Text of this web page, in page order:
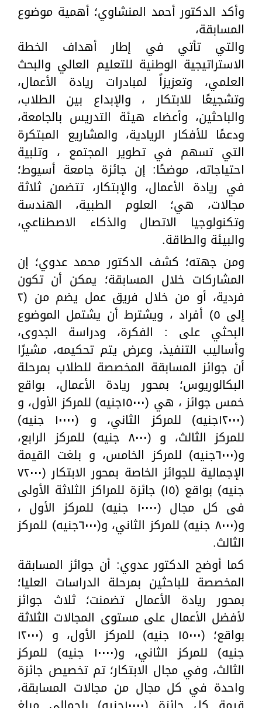
وأكد الدكتور أحمد المنشاوي؛ أهمية موضوع
المسابقة،
والتي تأتي في إطار أهداف الخطة
الاستراتيجية الوطنية للتعليم العالي والبحث
العلمي، وتعزيزاً لمبادرات ريادة الأعمال،
وتشجيعًا للابتكار ، والإبداع بين الطلاب،
والباحثين، وأعضاء هيئة التدريس بالجامعة،
ودعمًا للأفكار الريادية، والمشاريع المبتكرة
التي تسهم في تطوير المجتمع ، وتلبية
احتياجاته، موضحًا: إن جائزة جامعة أسيوط؛
في ريادة الأعمال، والإبتكار، تتضمن ثلاثة
مجالات، هي؛ العلوم الطبية، الهندسة
وتكنولوجيا الاتصال والذكاء الاصطناعي،
والبيئة والطاقة.
ومن جهته؛ كشف الدكتور محمد عدوي؛ إن
المشاركات خلال المسابقة؛ يمكن أن تكون
فردية، أو من خلال فريق عمل يضم من (٢
إلى ٥) أفراد ، ويشترط أن يشتمل الموضوع
البحثي على : الفكرة، ودراسة الجدوى،
وأساليب التنفيذ، وعرض يتم تحكيمه، مشيرًا
أن جوائز المسابقة المخصصة للطلاب بمرحلة
البكالوريوس؛ بمحور ريادة الأعمال، بواقع
خمس جوائز ، هي (١٥٠٠٠جنيه) للمركز الأول، و
(١٢٠٠٠جنيه) للمركز الثاني، و (١٠٠٠٠ جنيه)
للمركز الثالث، و (٨٠٠٠ جنيه) للمركز الرابع،
و(٦٠٠٠جنيه) للمركز الخامس، و بلغت القيمة
الإجمالية للجوائز الخاصة بمحور الابتكار (٧٢٠٠٠
جنيه) بواقع (١٥) جائزة للمراكز الثلاثة الأولى
فى كل مجال (١٠٠٠٠ جنيه) للمركز الأول ،
و(٨٠٠٠ جنيه) للمركز الثاني، و(٦٠٠٠جنيه) للمركز
الثالث.
كما أوضح الدكتور عدوي: أن جوائز المسابقة
المخصصة للباحثين بمرحلة الدراسات العليا؛
بمحور ريادة الأعمال تضمنت؛ ثلاث جوائز
لأفضل الأعمال على مستوى المجالات الثلاثة
بواقع؛ (١٥٠٠٠ جنيه) للمركز الأول، و (١٢٠٠٠
جنيه) للمركز الثاني، و(١٠٠٠٠ جنيه) للمركز
الثالث، وفي مجال الابتكار؛ تم تخصيص جائزة
واحدة في كل مجال من مجالات المسابقة،